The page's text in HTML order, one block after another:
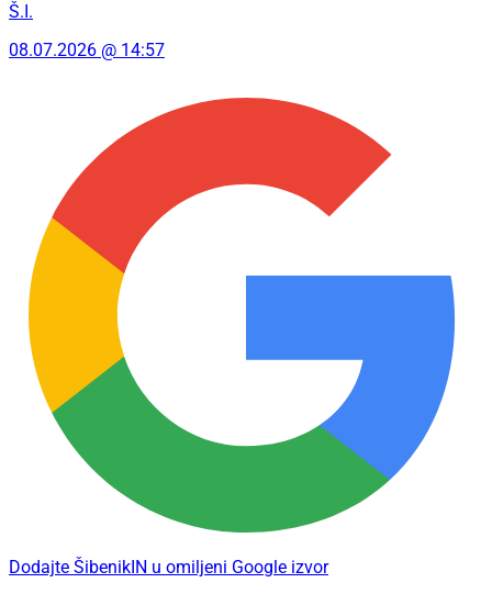
Š.I.
08.07.2026 @ 14:57
Dodajte ŠibenikIN u omiljeni Google izvor